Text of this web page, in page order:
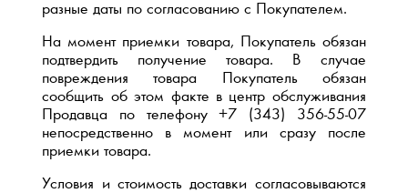
разные даты по согласованию с Покупателем.
На момент приемки товара, Покупатель обязан
подтвердить получение товара. В случае
повреждения товара Покупатель обязан
сообщить об этом факте в центр обслуживания
Продавца по телефону +7 (343) 356-55-07
непосредственно в момент или сразу после
приемки товара.
Условия и стоимость доставки согласовываются